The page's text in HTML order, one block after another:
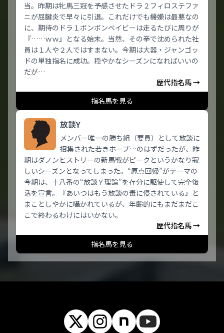
当。昨期は牝馬三冠を予感させたドラ２フィロステファ
ニが屈腱炎で早々に引退。これだけでも機嫌は最悪なの
に、期待のドラ１ボンボンベイビーは走るたびに周りが
『……ｗｗ』となる始末。当然、その拳で沈められた社
員は１人や２人ではすまない。今期は大器・ジャンゴッ
ドの単独指名に成功。穏やかなシーズンになればいいの
だが…
歴代指名馬 →
指名馬を見る
放談Y
メンバー唯一の勝ち組（要員）として放談に
招集された若きホープ…のはずだったが、昨
期はダノンヒストリーの新馬戦がピークというかなり寂
しいシーズンとなってしまった。“原点回帰”がテーマの
今期は、十八番の“放談Ｙ理論”を存分に駆使して完全復
活を宣言。『あいつはもう放談の毒に侵されている』と
まことしやかに囁かれているが、年齢的にもまだまだこ
こで終わるわけにはいかない。
歴代指名馬 →
指名馬を見る